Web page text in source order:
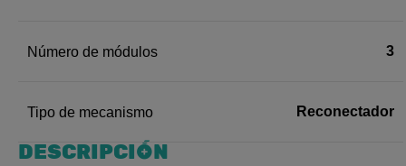
Número de módulos 3
Tipo de mecanismo Reconectador
DESCRIPCIÓN